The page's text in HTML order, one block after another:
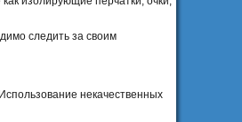
следить за своим
некачественных